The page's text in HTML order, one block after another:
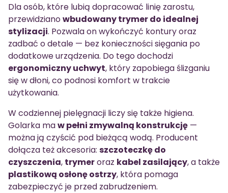
Dla osób, które lubią dopracować linię zarostu,
przewidzianowbudowany trymer do idealnej
stylizacji. Pozwala on wykończyć kontury oraz
zadbać o detale — bez konieczności sięgania po
dodatkowe urządzenia. Do tego dochodzi
ergonomiczny uchwyt, który zapobiega ślizganiu
się w dłoni, co podnosi komfort w trakcie
użytkowania.
W codziennej pielęgnacji liczy się także higiena.
Golarka maw pełni zmywalną konstrukcję —
można ją czyścić pod bieżącą wodą. Producent
dołącza też akcesoria: szczoteczkę do
czyszczenia, trymeroraz kabel zasilający, a także
plastikową osłonę ostrzy, która pomaga
zabezpieczyć je przed zabrudzeniem.